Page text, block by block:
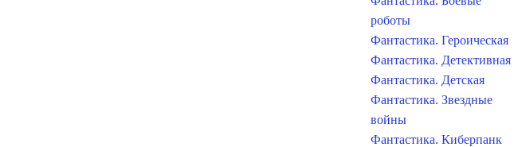
роботы
Фантастика. Героическая
Фантастика. Детективная
Фантастика. Детская
Фантастика. Звездные
войны
Фантастика. Киберпанк